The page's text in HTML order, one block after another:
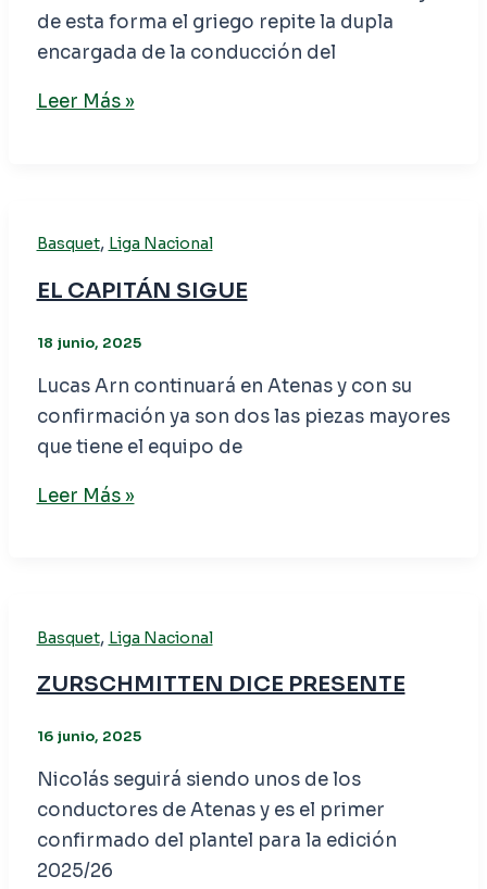
de esta forma el griego repite la dupla
encargada de la conducción del
Leer Más »
Basquet, Liga Nacional
EL CAPITÁN SIGUE
18 junio, 2025
Lucas Arn continuará en Atenas y con su
confirmación ya son dos las piezas mayores
que tiene el equipo de
Leer Más »
Basquet, Liga Nacional
ZURSCHMITTEN DICE PRESENTE
16 junio, 2025
Nicolás seguirá siendo unos de los
conductores de Atenas y es el primer
confirmado del plantel para la edición
2025/26